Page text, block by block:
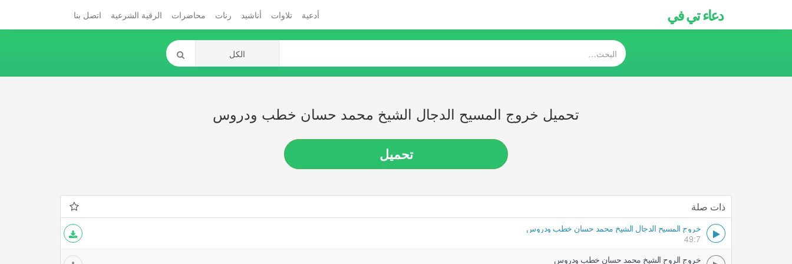
دعاء تي في أدعية تلاوات أناشيد رنات محاضرات الرقية الشرعية اتصل بنا
تحميل خروج المسيح الدجال الشيخ محمد حسان خطب ودروس
تحميل
ذات صلة
خروج المسيح الدجال الشيخ محمد حسان خطب ودروس
49:7
خروج الروح الشيخ محمد حسان خطب ودروس